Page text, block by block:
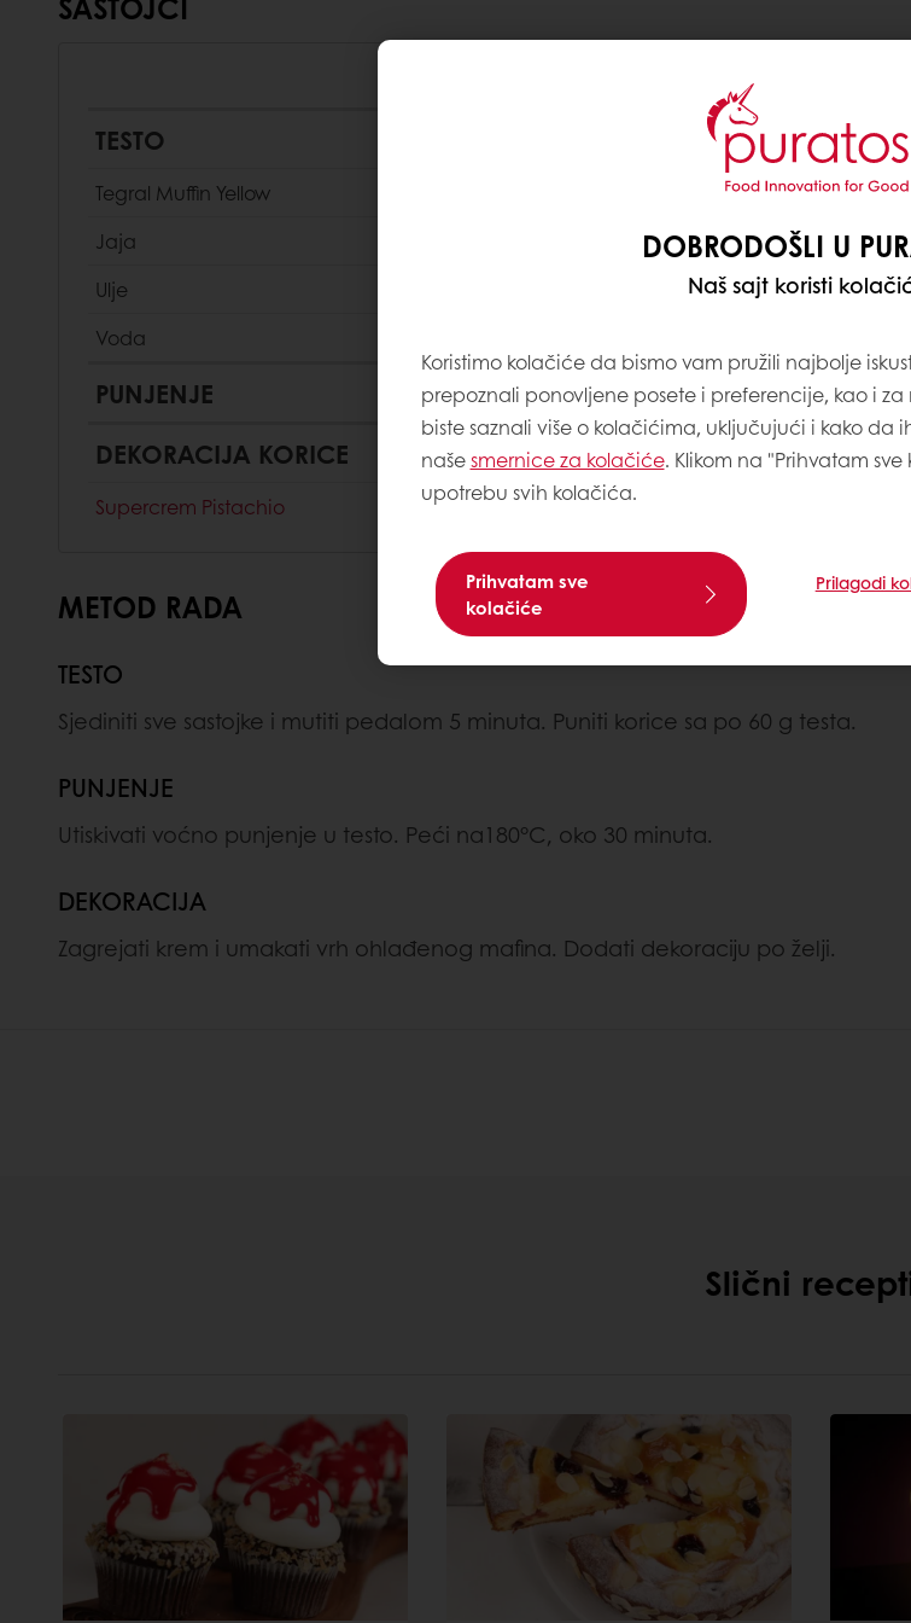
TESTO
Tegral Muffin Yellow
1000
Jaja
400
Ulje
425
Voda
PUNJENJE
DEKORACIJA KORICE
Supercrem Pistachio
METOD RADA
TESTO
Sjediniti sve sastojke i mutiti pedalom 5 minuta. Puniti korice sa po 60 g testa.
PUNJENJE
Utiskivati voćno punjenje u testo. Peći na180°C, oko 30 minuta.
DEKORACIJA
Zagrejati krem i umakati vrh ohlađenog mafina. Dodati dekoraciju po želji.
Slični
DOBRODOŠLI U
Naš sajt koristi
Koristimo kolačiće da bismo vam pružili najbolje
prepoznali ponovljene posete i preferencije, kao i
biste saznali više o kolačićima, uključujući i kako
našesmernice za kolačiće. Klikom na "Prihvatam
upotrebu svih kolačića.
Prihvatam sve
kolačiće
Prilagodi